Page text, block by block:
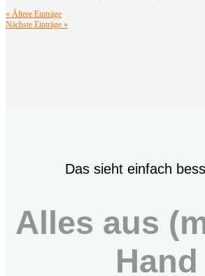
« Ältere Einträge
Nächste Einträge »
Das sieht einfach
Alles aus
Hand